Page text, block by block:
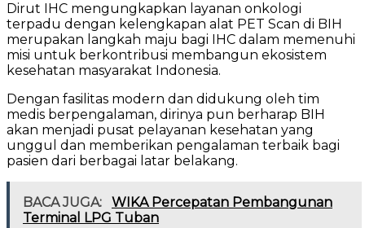
Dirut IHC mengungkapkan layanan onkologi
terpadu dengan kelengkapan alat PET Scan di BIH
merupakan langkah maju bagi IHC dalam memenuhi
misi untuk berkontribusi membangun ekosistem
kesehatan masyarakat Indonesia.
Dengan fasilitas modern dan didukung oleh tim
medis berpengalaman, dirinya pun berharap BIH
akan menjadi pusat pelayanan kesehatan yang
unggul dan memberikan pengalaman terbaik bagi
pasien dari berbagai latar belakang.
BACA JUGA:
WIKA Percepatan Pembangunan
Terminal LPG Tuban